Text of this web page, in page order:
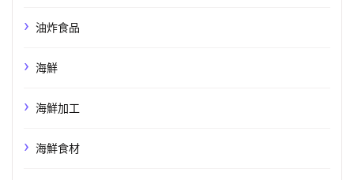
油炸食品
海鮮
海鮮加工
海鮮食材